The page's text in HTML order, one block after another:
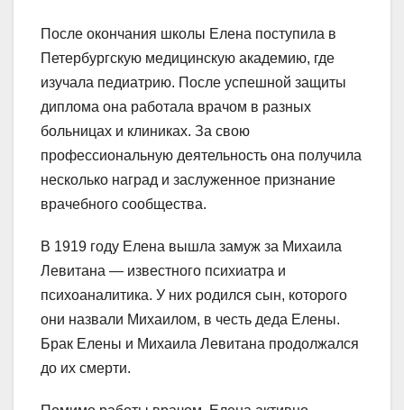
После окончания школы Елена поступила в
Петербургскую медицинскую академию, где
изучала педиатрию. После успешной защиты
диплома она работала врачом в разных
больницах и клиниках. За свою
профессиональную деятельность она получила
несколько наград и заслуженное признание
врачебного сообщества.
В 1919 году Елена вышла замуж за Михаила
Левитана — известного психиатра и
психоаналитика. У них родился сын, которого
они назвали Михаилом, в честь деда Елены.
Брак Елены и Михаила Левитана продолжался
до их смерти.